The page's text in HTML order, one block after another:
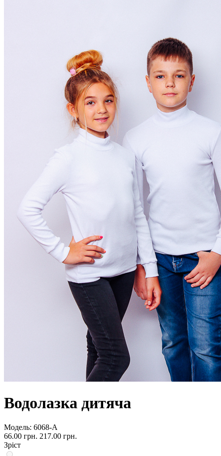
Водолазка дитяча
Модель: 6068-А
66.00 грн. 217.00 грн.
Зріст